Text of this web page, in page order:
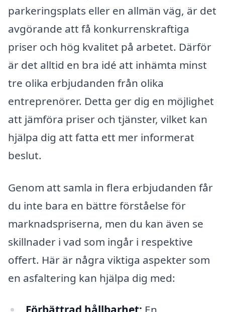
parkeringsplats eller en allmän väg, är det
avgörande att få konkurrenskraftiga
priser och hög kvalitet på arbetet. Därför
är det alltid en bra idé att inhämta minst
tre olika erbjudanden från olika
entreprenörer. Detta ger dig en möjlighet
att jämföra priser och tjänster, vilket kan
hjälpa dig att fatta ett mer informerat
beslut.
Genom att samla in flera erbjudanden får
du inte bara en bättre förståelse för
marknadspriserna, men du kan även se
skillnader i vad som ingår i respektive
offert. Här är några viktiga aspekter som
en asfaltering kan hjälpa dig med: